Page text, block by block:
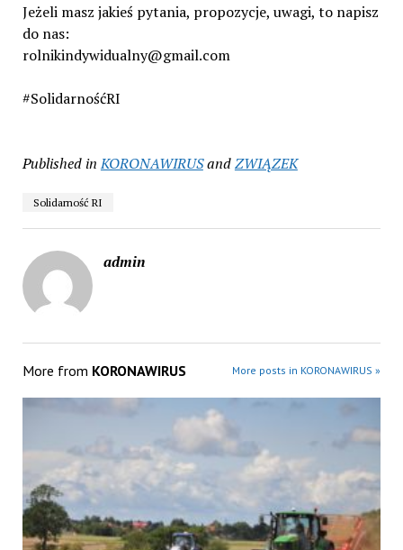
Jeżeli masz jakieś pytania, propozycje, uwagi, to napisz
do nas:
rolnikindywidualny@gmail.com
#SolidarnośćRI
Published in KORONAWIRUSandZWIĄZEK
Solidarność RI
admin
More from KORONAWIRUS More posts in KORONAWIRUS »